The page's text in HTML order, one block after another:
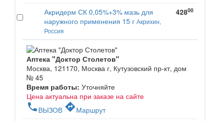
Акридерм СК 0,05%+3% мазь для
наружного применения 15 г Акрихин,
Россия
42800
Аптека "Доктор Столетов"
Москва, 121170, Москва г, Кутузовский пр-кт, дом
№ 45
Время работы: Уточняйте
Цена актуальна при заказе на сайте
phone ВЫЗОВ directionsМаршрут